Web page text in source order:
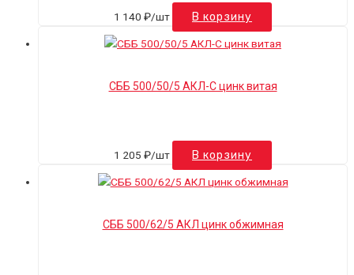
1 140 ₽/шт В корзину
СББ 500/50/5 АКЛ-С цинк витая
1 205 ₽/шт В корзину
СББ 500/62/5 АКЛ цинк обжимная